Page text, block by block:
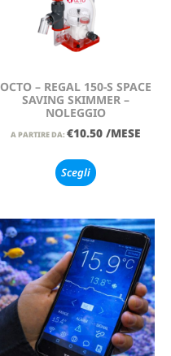
OCTO – REGAL 150-S SPACE
SAVING SKIMMER –
NOLEGGIO
A PARTIRE DA: €10.50 /MESE
Scegli